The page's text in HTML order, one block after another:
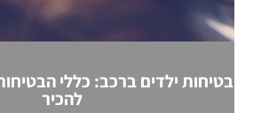
בטיחות ילדים ברכב: כללי
להכיר